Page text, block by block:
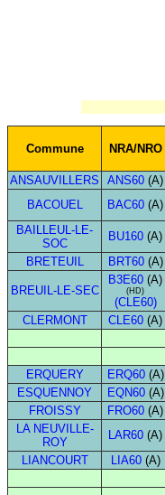
Commune NRA/NRO
ANSAUVILLERS
ANS60 (A)
BACOUEL
BAC60 (A)
BAILLEUL-LE-
SOC
BU160 (A)
BRETEUIL
BRT60(A)
BREUIL-LE-SEC
B3E60 (A)
(HD)
(CLE60)
CLERMONT CLE60 (A)
ERQUERY
ERQ60(A)
ESQUENNOY
EQN60(A)
FROISSY
FRO60 (A)
LA NEUVILLE-
ROY
LAR60 (A)
LIANCOURT
LIA60(A)